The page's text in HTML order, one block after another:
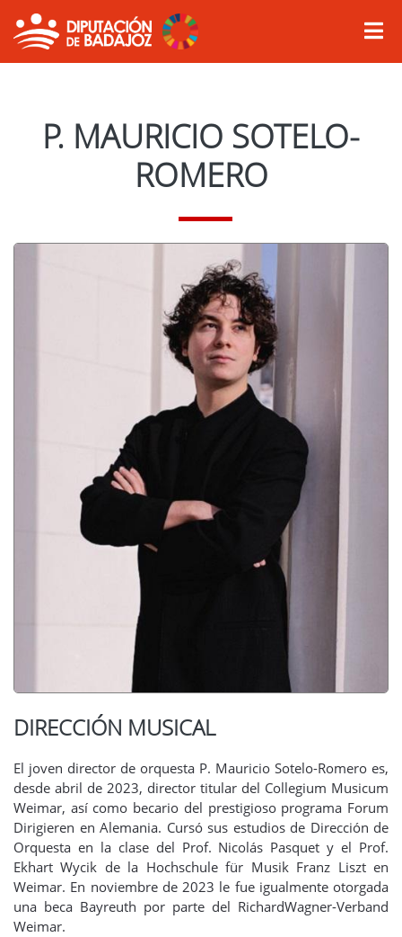
P. MAURICIO SOTELO-
ROMERO
DIRECCIÓN MUSICAL
El joven director de orquesta P. Mauricio Sotelo-Romero es,
desde abril de 2023, director titular del Collegium Musicum
Weimar, así como becario del prestigioso programa Forum
Dirigieren en Alemania. Cursó sus estudios de Dirección de
Orquesta en la clase del Prof. Nicolás Pasquet y el Prof.
Ekhart Wycik de la Hochschule für Musik Franz Liszt en
Weimar. En noviembre de 2023 le fue igualmente otorgada
una beca Bayreuth por parte del RichardWagner-Verband
Weimar.